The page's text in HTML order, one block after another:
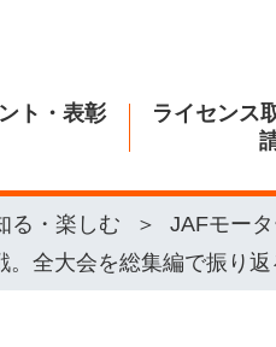
ト・表彰
ライセンス
る・楽しむ
JAFモー
全大会を総集編で振り返